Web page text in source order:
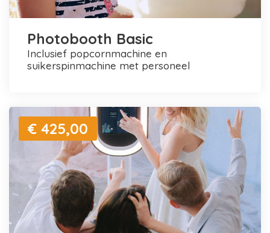
Photobooth Basic
inclusief popcornmachine en
suikerspinmachine met personeel
€ 425,00